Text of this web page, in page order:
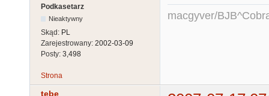
Podkasetarz
Nieaktywny
Skąd: PL
Zarejestrowany: 2002-03-09
Posty: 3,498
macgyver/
Strona
tebe